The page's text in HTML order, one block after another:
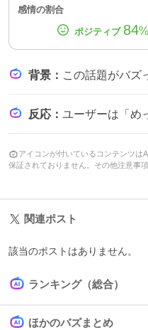
感情の割合
84%
背景 ： この話題がバズっている理由は、予想外の歌企画が突然告知されたことと、EN・IDメンバー中心の豪華ラインナップが無料配信
反応 ： ユーザーは「めっちゃ楽しみ！！」「最高の企画」「無料で見れるのが神」などと歓喜し、特にEN・IDメンバーの豪
アイコンが付いているコンテンツは
保証されておりません。その他注意事
関連ポスト
該当のポストはありません。
ランキング（総合）
ほかのバズまとめ